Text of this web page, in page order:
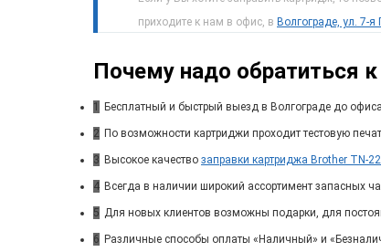
приходите к нам в офис, в Волгограде, ул. 7-
Почему надо обратиться
1 Бесплатный и быстрый выезд в Волгограде до
2 По возможности картриджи проходит тестовую
3 Высокое качество заправки картриджа Brother TN-
4 Всегда в наличии широкий ассортимент запасных
5 Для новых клиентов возможны подарки, для
6 Различные способы оплаты «Наличный» и